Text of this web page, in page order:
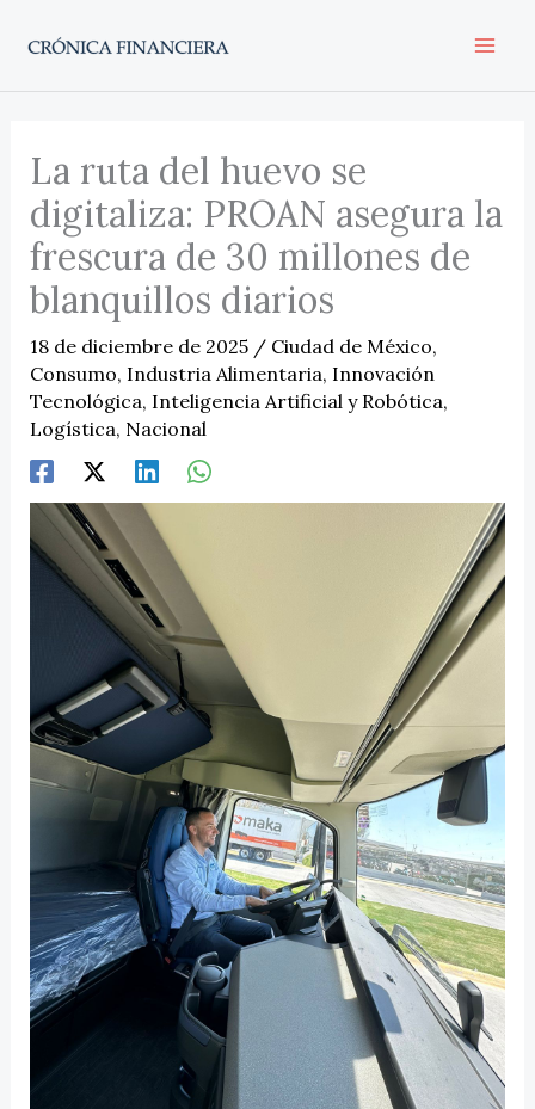
La ruta del huevo se
digitaliza: PROAN asegura la
frescura de 30 millones de
blanquillos diarios
18 de diciembre de 2025 / Ciudad de México,
Consumo, Industria Alimentaria, Innovación
Tecnológica, Inteligencia Artificial y Robótica,
Logística, Nacional